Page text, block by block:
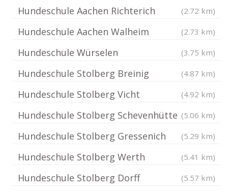
Hundeschule Aachen Richterich (2.72 km)
Hundeschule Aachen Walheim (2.73 km)
Hundeschule Würselen (3.75 km)
Hundeschule Stolberg Breinig (4.87 km)
Hundeschule Stolberg Vicht (4.92 km)
Hundeschule Stolberg Schevenhütte (5.06 km)
Hundeschule Stolberg Gressenich (5.29 km)
Hundeschule Stolberg Werth (5.41 km)
Hundeschule Stolberg Dorff (5.57 km)